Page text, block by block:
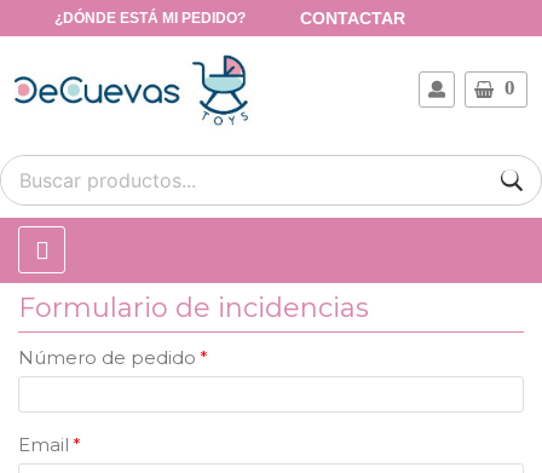
¿DÓNDE ESTÁ MI PEDIDO? CONTACTAR
0
Formulario de incidencias
Número de pedido
Email